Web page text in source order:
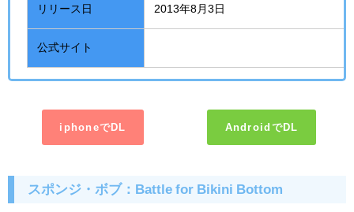
リリース日 2013年8月3日
公式サイト
iphoneでDL AndroidでDL
スポンジ・ボブ： Battle for Bikini Bottom